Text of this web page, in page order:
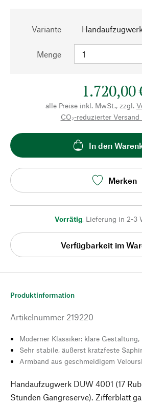
Variante
Menge
1.720,00
alle Preise inkl. MwSt., zzgl.
CO₂-reduzierter Versand
In den
Merken
Vorrätig, Lieferung in 2-3
Verfügbarkeit im
Produktinformation
Artikelnummer 219220
Moderner Klassiker: klare Gestaltung,
Sehr stabile, äußerst kratzfeste
Armband aus geschmeidigem
Handaufzugwerk DUW 4001 (17
Stunden Gangreserve). Zifferblatt